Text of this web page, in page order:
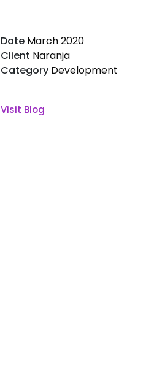
Date March 2020
Client Naranja
Category Development
Visit Blog